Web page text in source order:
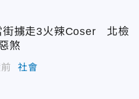
街擄走3火辣Coser 北檢
煞
社會